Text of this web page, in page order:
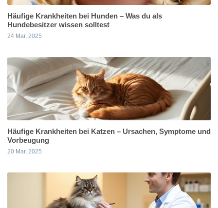
Häufige Krankheiten bei Hunden – Was du als
Hundebesitzer wissen solltest
24 Mar, 2025
Häufige Krankheiten bei Katzen – Ursachen, Symptome und
Vorbeugung
20 Mar, 2025